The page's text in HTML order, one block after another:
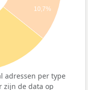
10,7%
adressen per type
zijn de data op